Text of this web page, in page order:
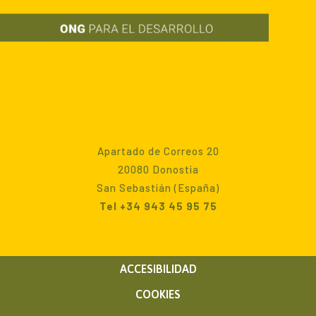
Apartado de Correos 20
20080 Donostia
San Sebastián (España)
Tel +34 943 45 95 75
ACCESIBILIDAD
COOKIES